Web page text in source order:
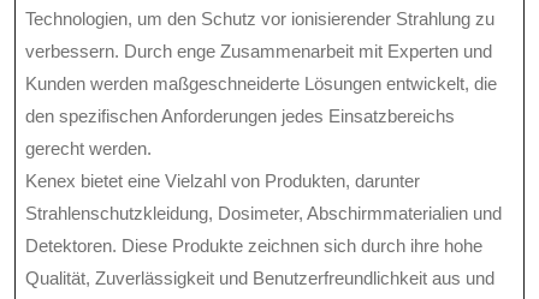
Technologien, um den Schutz vor ionisierender Strahlung zu
verbessern. Durch enge Zusammenarbeit mit Experten und
Kunden werden maßgeschneiderte Lösungen entwickelt, die
den spezifischen Anforderungen jedes Einsatzbereichs
gerecht werden.
Kenex bietet eine Vielzahl von Produkten, darunter
Strahlenschutzkleidung, Dosimeter, Abschirmmaterialien und
Detektoren. Diese Produkte zeichnen sich durch ihre hohe
Qualität, Zuverlässigkeit und Benutzerfreundlichkeit aus und